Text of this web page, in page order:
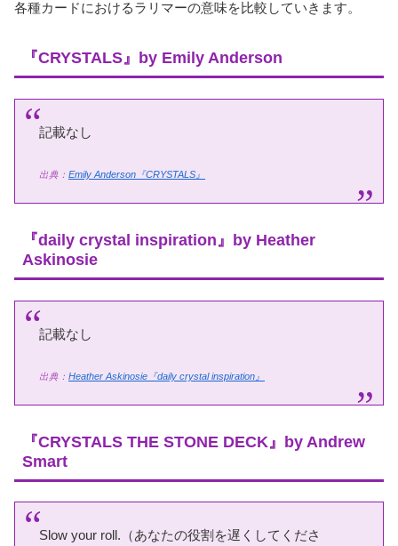
各種カードにおけるラリマーの意味を比較していきます。
『CRYSTALS』by Emily Anderson
記載なし
出典： Emily Anderson『CRYSTALS』
『daily crystal inspiration』by Heather
Askinosie
記載なし
出典： Heather Askinosie『daily crystal inspiration』
『CRYSTALS THE STONE DECK』by Andrew
Smart
Slow your roll.（あなたの役割を遅くしてくださ